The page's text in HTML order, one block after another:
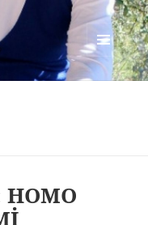
MENÜ
VE
HOMO